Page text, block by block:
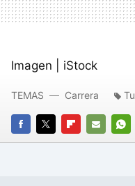
Imagen | iStock
FACEBOOK
TWITTERFLIPBOARD
E-
TEMAS Carrera